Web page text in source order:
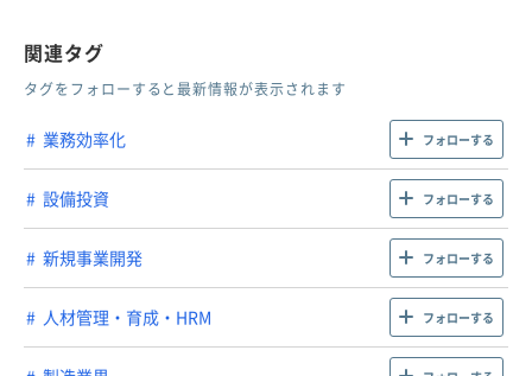
関連タグ
タグをフォローすると最新情報が表示されます
業務効率化 フォローする
設備投資 フォローする
新規事業開発 フォローする
人材管理・育成・HRM フォローする